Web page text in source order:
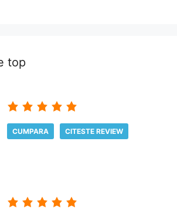
top
CUMPARA CITESTE REVIEW